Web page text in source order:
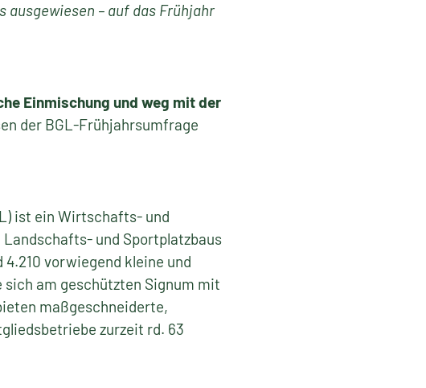
ausgewiesen – auf das Frühjahr
Einmischung und weg mit der
der BGL-Frühjahrsumfrage
ist ein Wirtschafts- und
und Sportplatzbaus
vorwiegend kleine und
am geschützten Signum mit
maßgeschneiderte,
zurzeit rd. 63